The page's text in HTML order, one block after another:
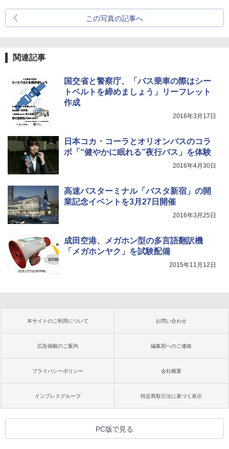
この写真の記事へ
関連記事
国交省と警察庁、「バス乗車の際はシー
トベルトを締めましょう」リーフレット
作成
2016年3月17日
日本コカ・コーラとオリオンバスのコラ
ボ「“健やかに眠れる”夜行バス」を体験
2016年4月30日
高速バスターミナル「バスタ新宿」の開
業記念イベントを3月27日開催
2016年3月25日
成田空港、メガホン型の多言語翻訳機
「メガホンヤク」を試験配備
2015年11月12日
本サイトのご利用について お問い合わせ
広告掲載のご案内 編集部へのご連絡
プライバシーポリシー 会社概要
インプレスグループ 特定商取引法に基づく表示
PC版で見る